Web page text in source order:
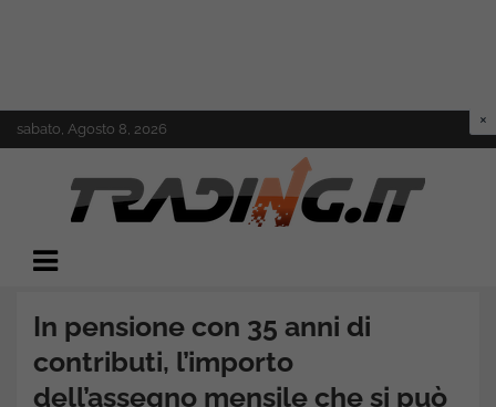
to
sabato, Agosto 8, 2026
Trading.it
In pensione con 35 anni di
contributi, l’importo
dell’assegno mensile che si può